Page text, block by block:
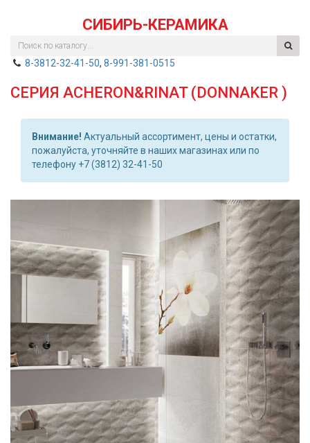
СИБИРЬ-КЕРАМИКА
8-3812-32-41-50, 8-991-381-0515
СЕРИЯ ACHERON&RINAT (DONNAKER )
Внимание! Актуальный ассортимент, цены и остатки,
пожалуйста, уточняйте в наших магазинах или по
телефону +7 (3812) 32-41-50